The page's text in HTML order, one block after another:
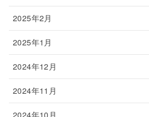
2025年2月
2025年1月
2024年12月
2024年11月